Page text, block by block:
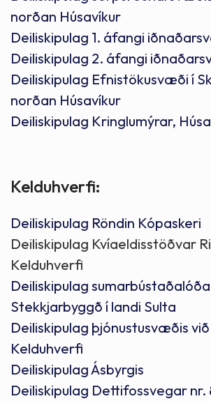
norðan Húsavíkur
Deiliskipulag 1. áfangi
Deiliskipulag 2. áfangi
Deiliskipulag Efnistökusvæði í
norðan Húsavíkur
Deiliskipulag Kringlumýrar,
Kelduhverfi:
Deiliskipulag Röndin Kópaskeri
Deiliskipulag Kvíaeldisstöðvar
Kelduhverfi
Deiliskipulag
Stekkjarbyggð í landi Sulta
Deiliskipulag þjónustusvæðis
Kelduhverfi
Deiliskipulag Ásbyrgis
Deiliskipulag Dettifossvegar nr.